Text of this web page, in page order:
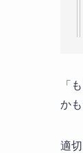
「
か
適